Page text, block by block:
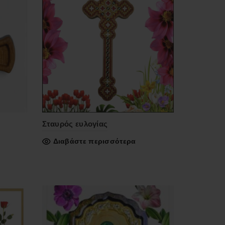
Σταυρός ευλογίας
Διαβάστε περισσότερα